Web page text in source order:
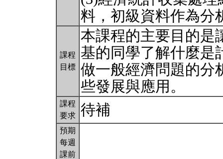
料，初級資料作為分
課程
目標
本課程的主要目的是
基的同學了解什麼是
做一般經濟問題的分
些發展與應用。
課程
要求 待補
預期
每週
課前